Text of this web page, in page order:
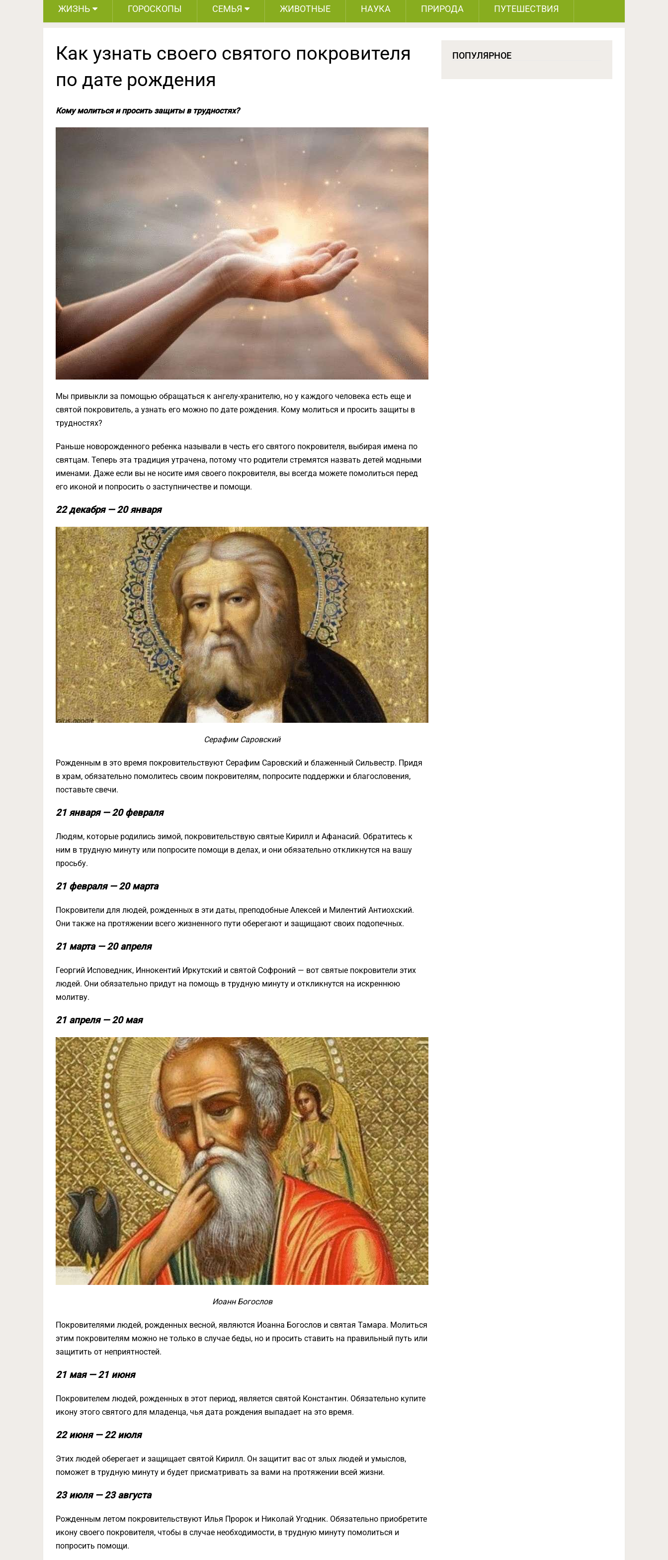
ЖИЗНЬ ГОРОСКОПЫ СЕМЬЯ ЖИВОТНЫЕ НАУКА ПРИРОДА ПУТЕШЕСТВИЯ
Как узнать своего святого покровителя
по дате рождения
Кому молиться и просить защиты в трудностях?
Мы привыкли за помощью обращаться к ангелу-хранителю, но у каждого человека есть еще и
святой покровитель, а узнать его можно по дате рождения. Кому молиться и просить защиты в
трудностях?
Раньше новорожденного ребенка называли в честь его святого покровителя, выбирая имена по
святцам. Теперь эта традиция утрачена, потому что родители стремятся назвать детей модными
именами. Даже если вы не носите имя своего покровителя, вы всегда можете помолиться перед
его иконой и попросить о заступничестве и помощи.
22 декабря — 20 января
Серафим Саровский
Рожденным в это время покровительствуют Серафим Саровский и блаженный Сильвестр. Придя
в храм, обязательно помолитесь своим покровителям, попросите поддержки и благословения,
поставьте свечи.
21 января — 20 февраля
Людям, которые родились зимой, покровительствую святые Кирилл и Афанасий. Обратитесь к
ним в трудную минуту или попросите помощи в делах, и они обязательно откликнутся на вашу
просьбу.
21 февраля — 20 марта
Покровители для людей, рожденных в эти даты, преподобные Алексей и Милентий Антиохский.
Они также на протяжении всего жизненного пути оберегают и защищают своих подопечных.
21 марта — 20 апреля
Георгий Исповедник, Иннокентий Иркутский и святой Софроний — вот святые покровители этих
людей. Они обязательно придут на помощь в трудную минуту и откликнутся на искреннюю
молитву.
21 апреля — 20 мая
Иоанн Богослов
Покровителями людей, рожденных весной, являются Иоанна Богослов и святая Тамара. Молиться
этим покровителям можно не только в случае беды, но и просить ставить на правильный путь или
защитить от неприятностей.
21 мая — 21 июня
Покровителем людей, рожденных в этот период, является святой Константин. Обязательно купите
икону этого святого для младенца, чья дата рождения выпадает на это время.
22 июня — 22 июля
Этих людей оберегает и защищает святой Кирилл. Он защитит вас от злых людей и умыслов,
поможет в трудную минуту и будет присматривать за вами на протяжении всей жизни.
23 июля — 23 августа
Рожденным летом покровительствуют Илья Пророк и Николай Угодник. Обязательно приобретите
икону своего покровителя, чтобы в случае необходимости, в трудную минуту помолиться и
попросить помощи.
ПОПУЛЯРНОЕ